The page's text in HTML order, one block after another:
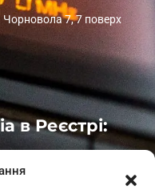
Чорновола 7, 7 поверх
в Реєстрі: